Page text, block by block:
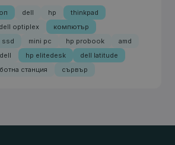
dell hp
thinkpad
dell optiplex
компютър
ssd mini pc hp probook
amd
hp elitedesk
dell latitude
станция сървър